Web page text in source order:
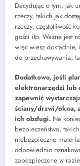
Decydując o tym, jak
rzeczy, takich jak
rzeczy, częstotliwość
gości itp. Ważne jest
więc wiesz
do przechowywania,
Dodatkowo, jeśli
elektronarzędzi lub
zapewnić
ściany/drzwi/okna,
ich obsługi. Na
bezpieczeństwa,
niebezpieczne
odpowiednio
zabezpieczone w